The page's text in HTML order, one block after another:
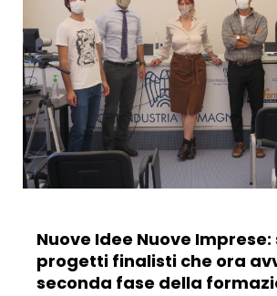
Nuove Idee Nuove Imprese:
progetti finalisti che ora
seconda fase della